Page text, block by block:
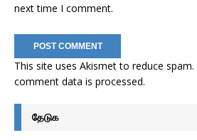
next time I comment.
This site uses Akismet to reduce spam.
comment data is processed.
தேடுக